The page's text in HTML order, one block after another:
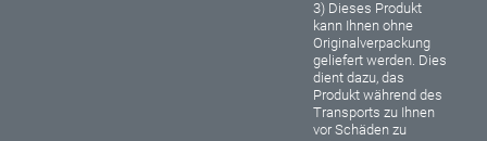
3) Dieses Produkt
kann Ihnen ohne
Originalverpackung
geliefert werden. Dies
dient dazu, das
Produkt während des
Transports zu Ihnen
vor Schäden zu